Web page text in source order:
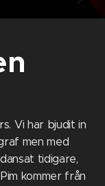
Vi har bjudit in
men med
tidigare,
kommer från